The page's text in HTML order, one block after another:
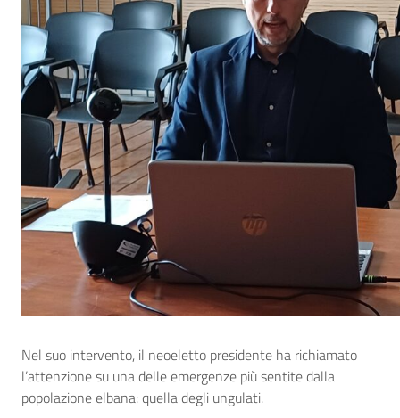
Nel suo intervento, il neoeletto presidente ha richiamato
l’attenzione su una delle emergenze più sentite dalla
popolazione elbana: quella degli ungulati.